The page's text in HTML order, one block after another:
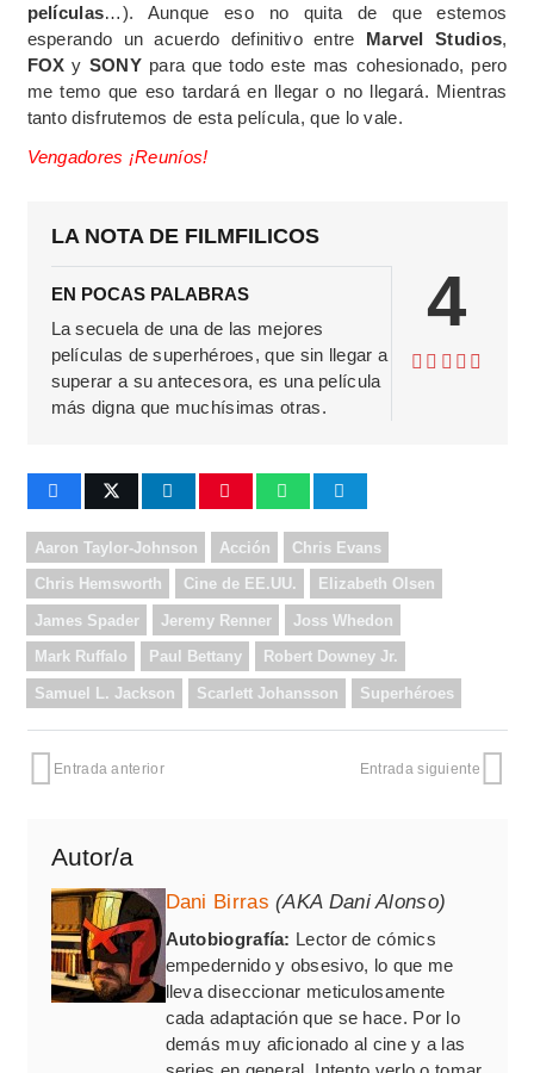
películas…). Aunque eso no quita de que estemos
esperando un acuerdo definitivo entre Marvel Studios,
FOX y SONY para que todo este mas cohesionado, pero
me temo que eso tardará en llegar o no llegará. Mientras
tanto disfrutemos de esta película, que lo vale.
Vengadores ¡Reuníos!
LA NOTA DE FILMFILICOS
EN POCAS PALABRAS
La secuela de una de las mejores
películas de superhéroes, que sin llegar a
superar a su antecesora, es una película
más digna que muchísimas otras.
4
Aaron Taylor-Johnson Acción Chris Evans
Chris Hemsworth Cine de EE.UU. Elizabeth Olsen
James Spader Jeremy Renner Joss Whedon
Mark Ruffalo Paul Bettany Robert Downey Jr.
Samuel L. Jackson Scarlett Johansson Superhéroes
Entrada anterior Entrada siguiente
Autor/a
Dani Birras (AKA Dani Alonso)
Autobiografía: Lector de cómics
empedernido y obsesivo, lo que me
lleva diseccionar meticulosamente
cada adaptación que se hace. Por lo
demás muy aficionado al cine y a las